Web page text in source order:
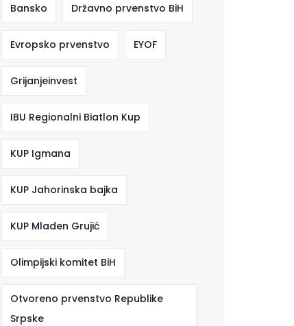
Bansko Državno prvenstvo BiH
Evropsko prvenstvo EYOF
Grijanjeinvest
IBU Regionalni Biatlon Kup
KUP Igmana
KUP Jahorinska bajka
KUP Mladen Grujić
Olimpijski komitet BiH
Otvoreno prvenstvo Republike
Srpske